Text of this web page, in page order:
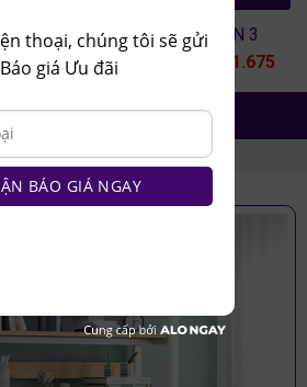
TƯ VẤN 2
0935.435.286
TƯ VẤN 3
0964.651.675
24H
TRÍ / KỆ TRANG TRÍ
thoại, chúng tôi sẽ gửi
Báo giá Ưu đãi
BÁO GIÁ NGAY